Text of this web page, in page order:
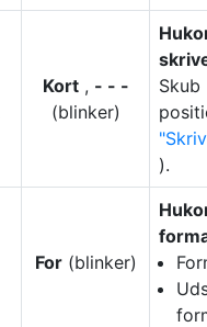
Kort, - - -
(blinker)
).
For(blinker)